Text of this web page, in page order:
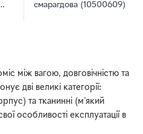
смарагдова (10500609)
між вагою, довговічністю та
дві великі категорії:
та тканинні (м'який
особливості експлуатації в